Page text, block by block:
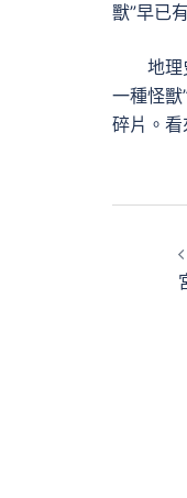
獸”早已
地理
一種怪獸
碎片。看